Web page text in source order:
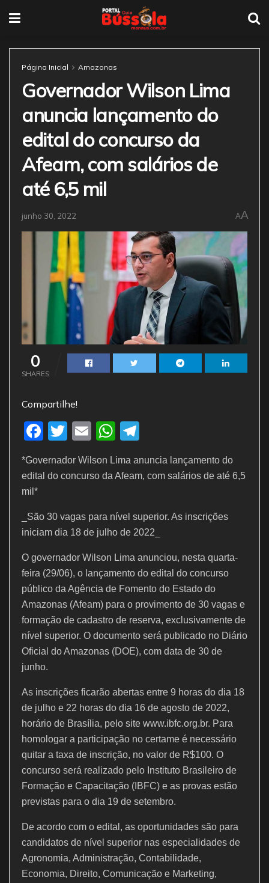
Página Inicial Amazonas
Governador Wilson Lima
anuncia lançamento do
edital do concurso da
Afeam, com salários de
até 6,5 mil
junho 30, 2022 AA
0
SHARES
Compartilhe!
F
c
b
o
k
T
w
itt
E
ai
W
h
at
A
p
e
gr
m
*Governador Wilson Lima anuncia lançamento do
edital do concurso da Afeam, com salários de até 6,5
mil*
_São 30 vagas para nível superior. As inscrições
iniciam dia 18 de julho de 2022_
O governador Wilson Lima anunciou, nesta quarta-
feira (29/06), o lançamento do edital do concurso
público da Agência de Fomento do Estado do
Amazonas (Afeam) para o provimento de 30 vagas e
formação de cadastro de reserva, exclusivamente de
nível superior. O documento será publicado no Diário
Oficial do Amazonas (DOE), com data de 30 de
junho.
As inscrições ficarão abertas entre 9 horas do dia 18
de julho e 22 horas do dia 16 de agosto de 2022,
horário de Brasília, pelo site www.ibfc.org.br. Para
homologar a participação no certame é necessário
quitar a taxa de inscrição, no valor de R$100. O
concurso será realizado pelo Instituto Brasileiro de
Formação e Capacitação (IBFC) e as provas estão
previstas para o dia 19 de setembro.
De acordo com o edital, as oportunidades são para
candidatos de nível superior nas especialidades de
Agronomia, Administração, Contabilidade,
Economia, Direito, Comunicação e Marketing,